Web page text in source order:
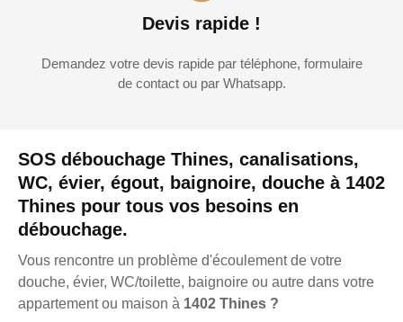
SOS débouchage Thines, canalisations,
WC, évier, égout, baignoire, douche à 1402
Thines pour tous vos besoins en
débouchage.
Vous rencontre un problème d'écoulement de votre
douche, évier, WC/toilette, baignoire ou autre dans votre
appartement ou maison à 1402 Thines ?
Devis rapide !
Demandez votre devis rapide par téléphone, formulaire
de contact ou par Whatsapp.